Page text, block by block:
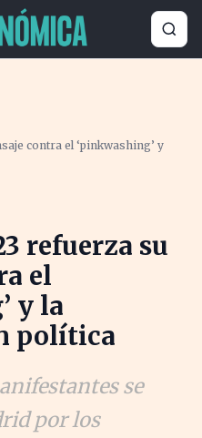
contra el ‘pinkwashing’ y
refuerza su
el
y la
política
se
por los